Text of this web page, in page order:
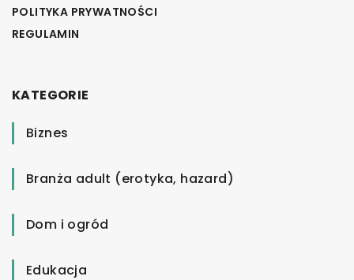
POLITYKA PRYWATNOŚCI
REGULAMIN
KATEGORIE
Biznes
Branża adult (erotyka, hazard)
Dom i ogród
Edukacja